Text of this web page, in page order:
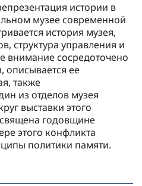
истории в
музее современной
история музея,
структура управления и
внимание сосредоточено
описывается ее
также
из отделов музея
выставки этого
годовщине
этого конфликта
политики памяти.